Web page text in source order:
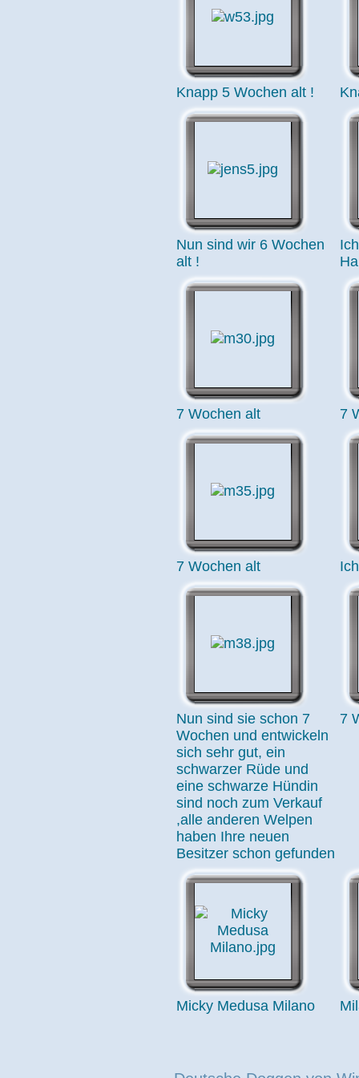
Knapp 5 Wochen alt !
Nun sind wir 6 Wochen
alt !
7 Wochen alt 7
7 Wochen alt
Nun sind sie schon 7
Wochen und entwickeln
sich sehr gut, ein
schwarzer Rüde und
eine schwarze Hündin
sind noch zum Verkauf
,alle anderen Welpen
haben Ihre neuen
Besitzer schon gefunden
7
Micky Medusa Milano